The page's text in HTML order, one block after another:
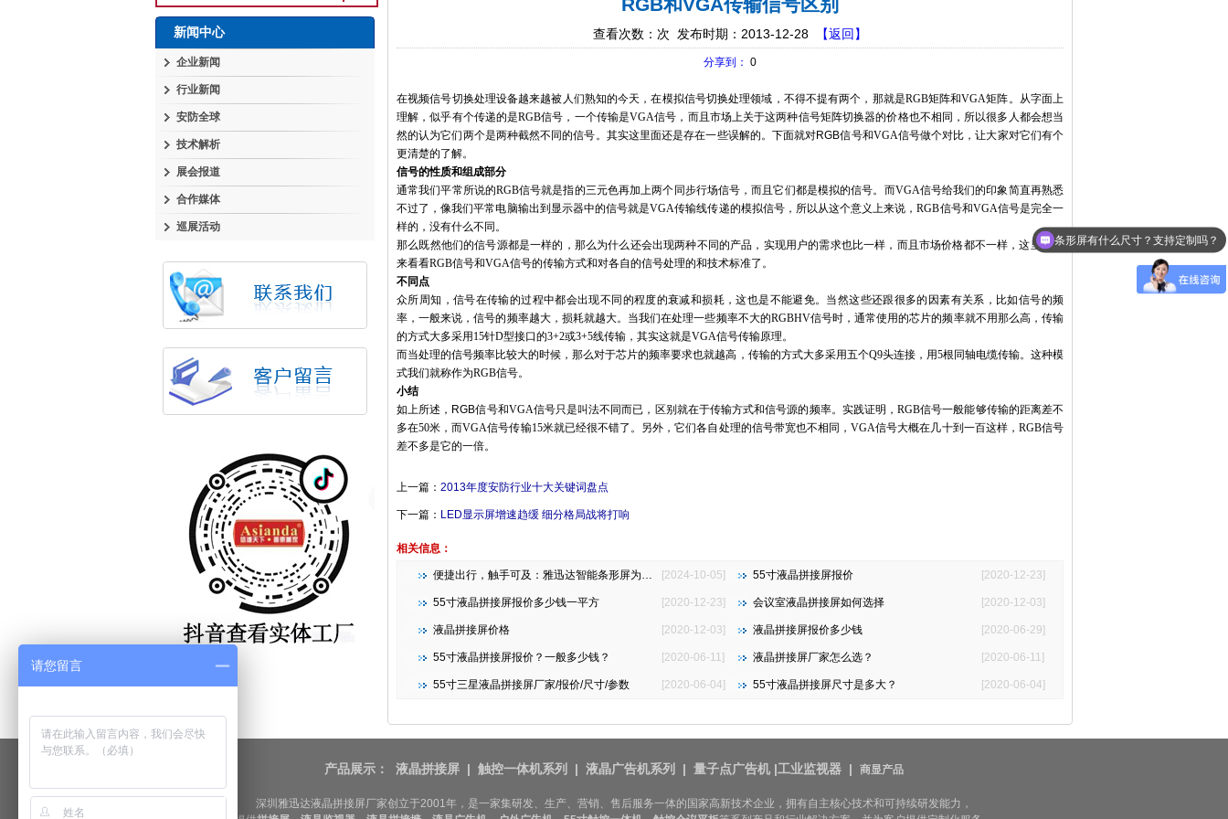
新闻中心
企业新闻
行业新闻
安防全球
技术解析
展会报道
合作媒体
巡展活动
查看次数： 次 发布时期：2013-12-28 【返回】
分享到： 0
在视频信号切换处理设备越来越被人们熟知的今天，在模拟信号切换处理领域，不得不提有两个，那就是RGB矩阵和VGA矩阵。从字面上
理解，似乎有个传递的是RGB信号，一个传输是VGA信号，而且市场上关于这两种信号矩阵切换器的价格也不相同，所以很多人都会想当
然的认为它们两个是两种截然不同的信号。其实这里面还是存在一些误解的。下面就对RGB信号和VGA信号做个对比，让大家对它们有个
更清楚的了解。
信号的性质和组成部分
通常我们平常所说的RGB信号就是指的三元色再加上两个同步行场信号，而且它们都是模拟的信号。而VGA信号给我们的印象简直再熟悉
不过了，像我们平常电脑输出到显示器中的信号就是VGA传输线传递的模拟信号，所以从这个意义上来说，RGB信号和VGA信号是完全一
样的，没有什么不同。
那么既然他们的信号源都是一样的，那么为什么还会出现两种不同的产品，实现用户的需求也比一样，而且市场价格都不一样，这里就要
来看看RGB信号和VGA信号的传输方式和对各自的信号处理的和技术标准了。
不同点
众所周知，信号在传输的过程中都会出现不同的程度的衰减和损耗，这也是不能避免。当然这些还跟很多的因素有关系，比如信号的频
率，一般来说，信号的频率越大，损耗就越大。当我们在处理一些频率不大的RGBHV信号时，通常使用的芯片的频率就不用那么高，传输
的方式大多采用 15针D型接口的3+2或3+5线传输，其实这就是VGA信号传输原理。
而当处理的信号频率比较大的时候，那么对于芯片的频率要求也就越高，传输的方式大多采用五个Q9头连接，用5根同轴电缆传输。这种模
式我们就称作为RGB信号。
小结
如上所述，RGB信号和VGA信号只是叫法不同而已，区别就在于传输方式和信号源的频率。实践证明，RGB信号一般能够传输的距离差不
多在50米，而VGA信号传输15米就已经很不错了。另外，它们各自处理的信号带宽也不相同，VGA信号大概在几十到一百这样， RGB信号
差不多是它的一倍。
上一篇： 2013年度安防行业十大关键词盘点
下一篇： LED显示屏增速趋缓 细分格局战将打响
相关信息：
[2024-10-05]
便捷出行，触手可及：雅迅达智能条形屏为地铁公交注入新活力 [2020-12-23]
55寸液晶拼接屏报价
[2020-12-23]
55寸液晶拼接屏报价多少钱一平方 [2020-12-03]
会议室液晶拼接屏如何选择
[2020-12-03]
液晶拼接屏价格 [2020-06-29]
液晶拼接屏报价多少钱
[2020-06-11]
55寸液晶拼接屏报价？一般多少钱？ [2020-06-11]
液晶拼接屏厂家怎么选？
[2020-06-04]
55寸三星液晶拼接屏厂家/报价/尺寸/参数 [2020-06-04]
55寸液晶拼接屏尺寸是多大？
产品展示： 液晶拼接屏 | 触控一体机系列 | 液晶广告机系列 | 量子点广告机 |工业监视器 | 商显产品
深圳雅迅达液晶拼接屏厂家创立于2001年，是一家集研发、生产、营销、售后服务一体的国家高新技术企业，拥有自主核心技术和可持续研发能力，
条形屏有什么尺寸？支持定制吗？
请您留言